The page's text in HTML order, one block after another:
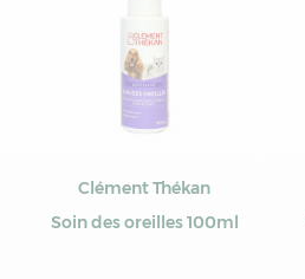
Clément Thékan
Soin des oreilles 100ml